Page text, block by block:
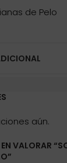
de Pelo
aún.
EN VALORAR